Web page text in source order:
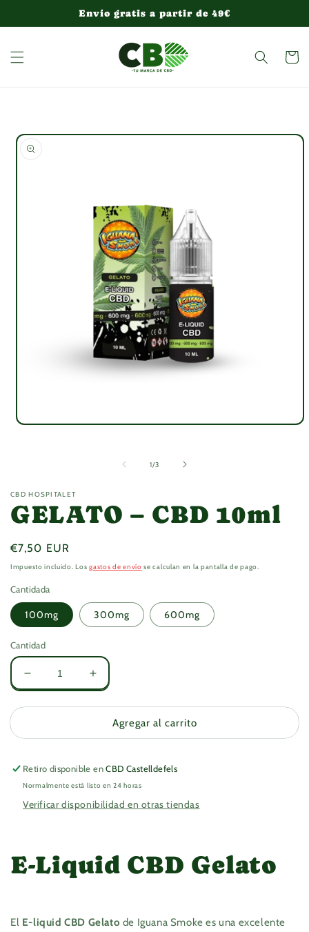
al contenido
Envío gratis a partir de 49€
Carrito
información
del producto
ventana
1/de
3
CBD HOSPITALET
GELATO – CBD 10ml
Precio
habitual
€7,50 EUR
Impuesto incluido. Losgastos de envío se calculan en la pantalla de pago.
Cantidada
100mg 300mg 600mg
Cantidad
Reducir
cantidad
para
–
10ml
Aumentar
cantidad
para
GELATO
–
10ml
Agregar al carrito
Retiro disponible enCBD Castelldefels
Normalmente está listo en 24 horas
Verificar disponibilidad en otras tiendas
E-Liquid CBD Gelato
El E-liquid CBD Gelato de Iguana Smoke es una excelente